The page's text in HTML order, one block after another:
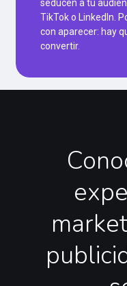
seducen a tu
TikTok o LinkedIn.
con aparecer: hay
convertir.